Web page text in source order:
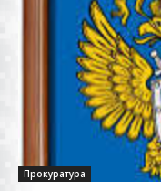
Прокуратура